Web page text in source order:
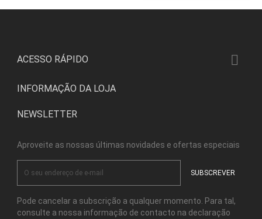
ACESSO RÁPIDO 
INFORMAÇÃO DA LOJA
NEWSLETTER
Aproveite as nossas últimas novidades e ofertas especiais
Pode cancelar a subscrição a qualquer momento. Para tal,
consulte a nossa informação de contacto na declaração